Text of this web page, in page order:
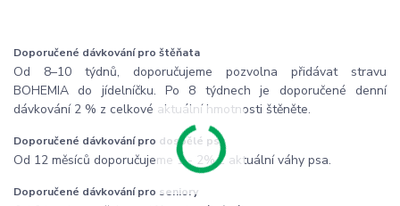
Doporučené dávkování pro štěňata
Od 8–10 týdnů, doporučujeme pozvolna přidávat stravu
BOHEMIA do jídelníčku. Po 8 týdnech je doporučené denní
dávkování 2 % z celkové aktuální hmotnosti štěněte.
Doporučené dávkování pro dospělé psy
Od 12 měsíců doporučujeme 1 - 2% z aktuální váhy psa.
Doporučené dávkování pro seniory